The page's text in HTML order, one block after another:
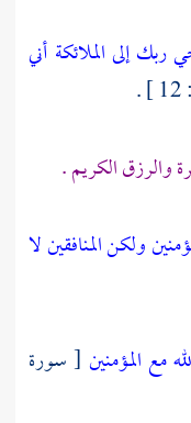
ربك إلى الملائكة أني
والرزق الكريم .
ولكن المنافقين لا
مع المؤمنين [ سورة